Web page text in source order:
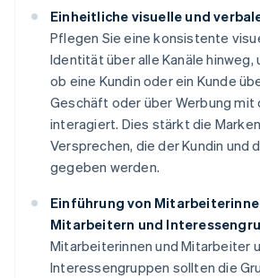
Einheitliche visuelle und
Pflegen Sie eine konsistente
Identität über alle Kanäle hinweg,
ob eine Kundin oder ein Kunde
Geschäft oder über Werbung mit
interagiert. Dies stärkt die
Versprechen, die der Kundin und
gegeben werden.
Einführung von
Mitarbeitern und
Mitarbeiterinnen und Mitarbeiter
Interessengruppen sollten die